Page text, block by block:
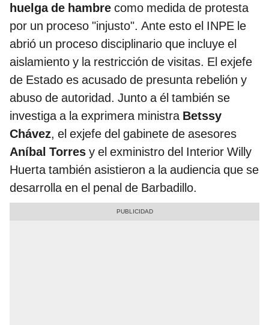
huelga de hambre como medida de protesta
por un proceso "injusto". Ante esto el INPE le
abrió un proceso disciplinario que incluye el
aislamiento y la restricción de visitas. El exjefe
de Estado es acusado de presunta rebelión y
abuso de autoridad. Junto a él también se
investiga a la exprimera ministra Betssy
Chávez, el exjefe del gabinete de asesores
Aníbal Torres y el exministro del Interior Willy
Huerta también asistieron a la audiencia que se
desarrolla en el penal de Barbadillo.